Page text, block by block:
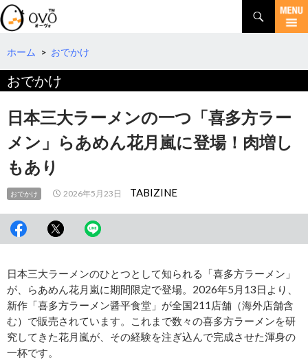
検
索
コ
テ
ツ
へ
ホーム > おでかけ
おでかけ
日本三大ラーメンの一つ「喜多方ラー
メン」らあめん花月嵐に登場！肉増し
もあり
おでかけ 2026年5月23日 TABIZINE
日本三大ラーメンのひとつとして知られる「喜多方ラーメン」
が、らあめん花月嵐に期間限定で登場。2026年5月13日より、
新作「喜多方ラーメン醤平食堂」が全国211店舗（海外店舗含
む）で販売されています。これまで数々の喜多方ラーメンを研
究してきた花月嵐が、その経験を注ぎ込んで完成させた渾身の
一杯です。